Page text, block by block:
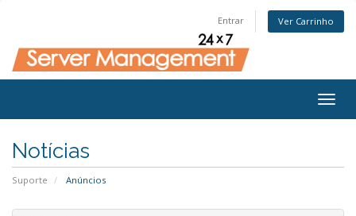
Entrar Ver Carrinho
Notícias
Suporte Anúncios